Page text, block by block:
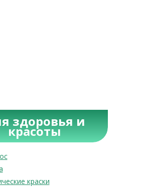
здоровья и
красоты
краски